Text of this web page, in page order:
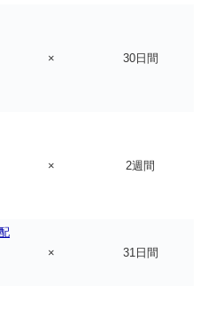
× 30日間
× 2週間
× 31日間